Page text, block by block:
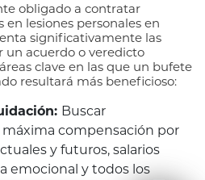
obligado a contratar
en lesiones personales en
significativamente las
un acuerdo o veredicto
clave en las que un bufete
resultará más beneficioso:
Buscar
compensación por
y futuros, salarios
emocional y todos los